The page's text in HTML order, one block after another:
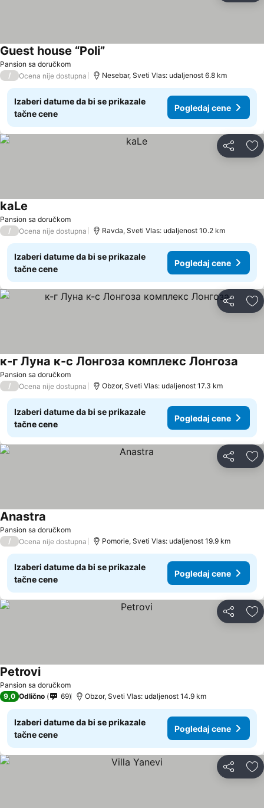
Pansion sa doručkom
Guest house “Poli”
/ Ocena nije dostupna Nesebar, Sveti Vlas: udaljenost 6.8 km
Izaberi datume da bi se prikazale
tačne cene
Pogledaj cene
Deli
Pansion sa doručkom
kaLe
/ Ocena nije dostupna Ravda, Sveti Vlas: udaljenost 10.2 km
Izaberi datume da bi se prikazale
tačne cene
Pogledaj cene
Deli
Pansion sa doručkom
к-г Луна к-с Лонгоза комплекс Лонгоза
/ Ocena nije dostupna Obzor, Sveti Vlas: udaljenost 17.3 km
Izaberi datume da bi se prikazale
tačne cene
Pogledaj cene
Deli
Pansion sa doručkom
Anastra
/ Ocena nije dostupna Pomorie, Sveti Vlas: udaljenost 19.9 km
Izaberi datume da bi se prikazale
tačne cene
Pogledaj cene
Deli
Pansion sa doručkom
PetroviPogledaj cene
9,0 Odlično 69 Obzor, Sveti Vlas: udaljenost 14.9 km
Izaberi datume da bi se prikazale
tačne cene
Pogledaj cene
Deli